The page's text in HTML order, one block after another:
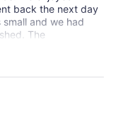
back the next day
and we had
The